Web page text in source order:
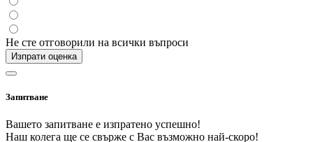
Не сте отговорили на всички въпроси
Изпрати оценка
Запитване
Вашето запитване е изпратено успешно!
Наш колега ще се свърже с Вас възможно най-скоро!